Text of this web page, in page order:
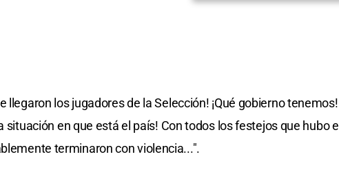
llegaron los jugadores de la Selección! ¡Qué gobierno tenemos!
en que está el país! Con todos los festejos que hubo el
terminaron con violencia...".